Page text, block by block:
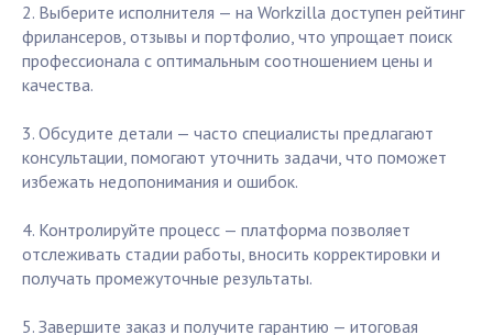
2. Выберите исполнителя — на Workzilla доступен рейтинг
фрилансеров, отзывы и портфолио, что упрощает поиск
профессионала с оптимальным соотношением цены и
качества.
3. Обсудите детали — часто специалисты предлагают
консультации, помогают уточнить задачи, что поможет
избежать недопонимания и ошибок.
4. Контролируйте процесс — платформа позволяет
отслеживать стадии работы, вносить корректировки и
получать промежуточные результаты.
5. Завершите заказ и получите гарантию — итоговая